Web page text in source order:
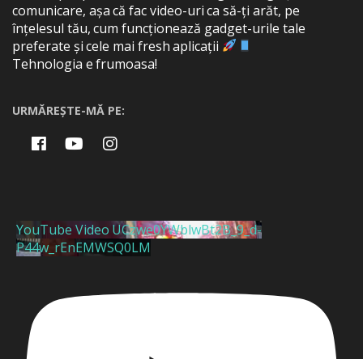
comunicare, așa că fac video-uri ca să-ți arăt, pe
înțelesul tău, cum funcționează gadget-urile tale
preferate și cele mai fresh aplicații
Tehnologia e frumoasa!
URMĂREȘTE-MĂ PE:
YouTube Video UCzwe0YWblwBt2B_9_d-
P44w_rEnEMWSQ0LM